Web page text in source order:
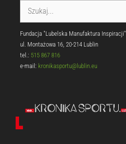
Fundacja "Lubelska Manufaktura Inspiracji"
ul. Montażowa 16, 20-214 Lublin
tel.: 515 867 816
e-mail: kronikasportu@lublin.eu